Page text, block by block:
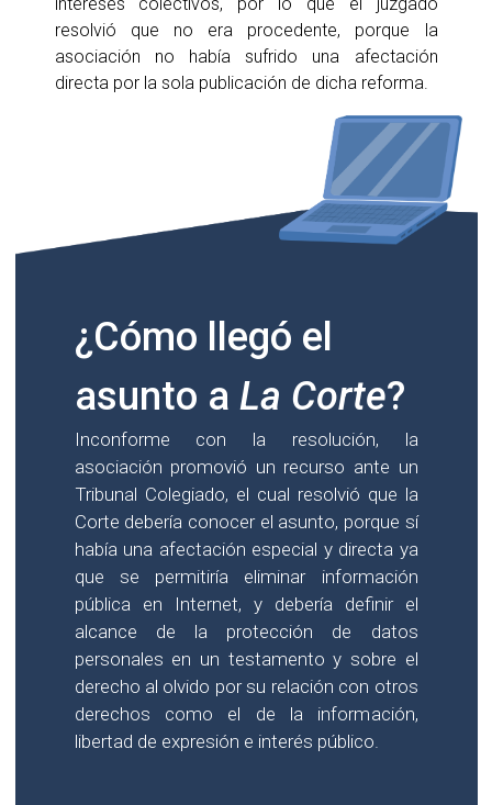
resolvió que no era procedente, porque la
asociación no había sufrido una afectación
directa por la sola publicación de dicha reforma.
¿Cómo llegó el
asunto a La Corte?
Inconforme con la resolución, la
asociación promovió un recurso ante un
Tribunal Colegiado, el cual resolvió que la
Corte debería conocer el asunto, porque sí
había una afectación especial y directa ya
que se permitiría eliminar información
pública en Internet, y debería definir el
alcance de la protección de datos
personales en un testamento y sobre el
derecho al olvido por su relación con otros
derechos como el de la información,
libertad de expresión e interés público.